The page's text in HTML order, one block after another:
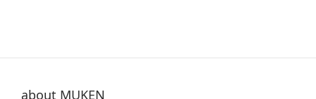
about MUKEN